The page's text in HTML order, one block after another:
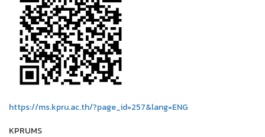
https://ms.kpru.ac.th/?page_id=257&lang=ENG
KPRUMS